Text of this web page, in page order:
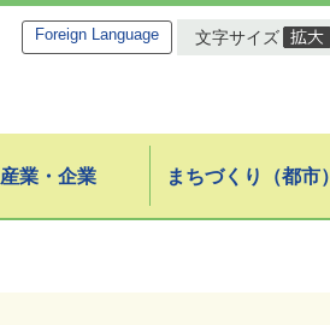
Foreign Language 文字サイズ
産業・企業 まちづくり（都市）